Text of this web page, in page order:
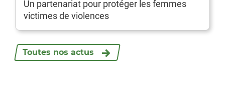
Un partenariat pour protéger les femmes
victimes de violences
Toutes nos actus